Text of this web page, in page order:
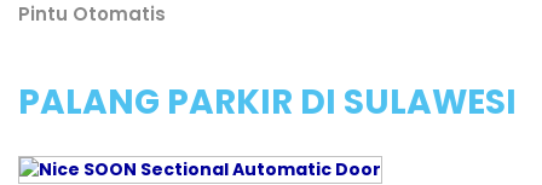
Pintu Otomatis
PALANG PARKIR DI SULAWESI